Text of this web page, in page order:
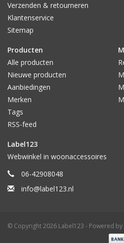
Verzenden & retourneren
Klantenservice
Sitemap
Producten
Alle producten
Nieuwe producten
Aanbiedingen
Merken
Tags
RSS-feed
Label123
Webwinkel in woonaccessoires
06-42908048
info@label123.nl
© Copyright 2026 Label123 - Powered by